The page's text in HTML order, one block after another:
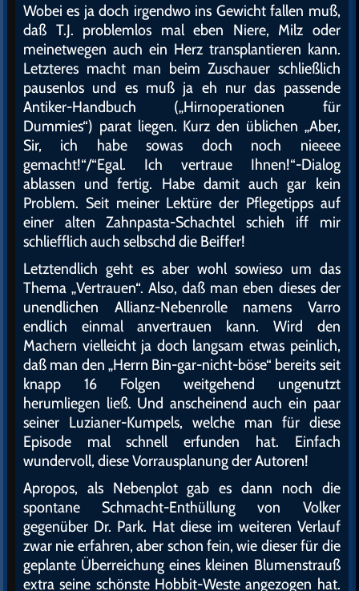
Wobei es ja doch irgendwo ins Gewicht fallen muß,
daß T.J. problemlos mal eben Niere, Milz oder
meinetwegen auch ein Herz transplantieren kann.
Letzteres macht man beim Zuschauer schließlich
pausenlos und es muß ja eh nur das passende
Antiker-Handbuch („Hirnoperationen für
Dummies“) parat liegen. Kurz den üblichen „Aber,
Sir, ich habe sowas doch noch nieeee
gemacht!“/“Egal. Ich vertraue Ihnen!“-Dialog
ablassen und fertig. Habe damit auch gar kein
Problem. Seit meiner Lektüre der Pflegetipps auf
einer alten Zahnpasta-Schachtel schieh iff mir
schliefflich auch selbschd die Beiffer!
Letztendlich geht es aber wohl sowieso um das
Thema „Vertrauen“. Also, daß man eben dieses der
unendlichen Allianz-Nebenrolle namens Varro
endlich einmal anvertrauen kann. Wird den
Machern vielleicht ja doch langsam etwas peinlich,
daß man den „Herrn Bin-gar-nicht-böse“ bereits seit
knapp 16 Folgen weitgehend ungenutzt
herumliegen ließ. Und anscheinend auch ein paar
seiner Luzianer-Kumpels, welche man für diese
Episode mal schnell erfunden hat. Einfach
wundervoll, diese Vorrausplanung der Autoren!
Apropos, als Nebenplot gab es dann noch die
spontane Schmacht-Enthüllung von Volker
gegenüber Dr. Park. Hat diese im weiteren Verlauf
zwar nie erfahren, aber schon fein, wie dieser für die
geplante Überreichung eines kleinen Blumenstrauß
extra seine schönste Hobbit-Weste angezogen hat.